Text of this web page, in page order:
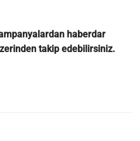
haberdar
takip edebilirsiniz.